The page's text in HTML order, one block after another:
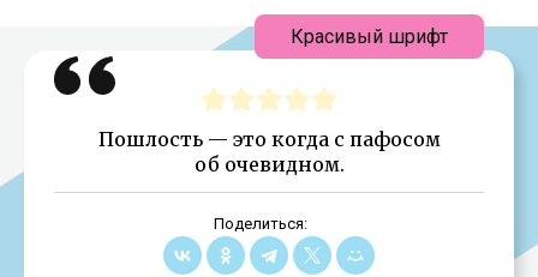
Пошлость — это когда с пафосом
об очевидном.
Поделиться:
Красивый шрифт